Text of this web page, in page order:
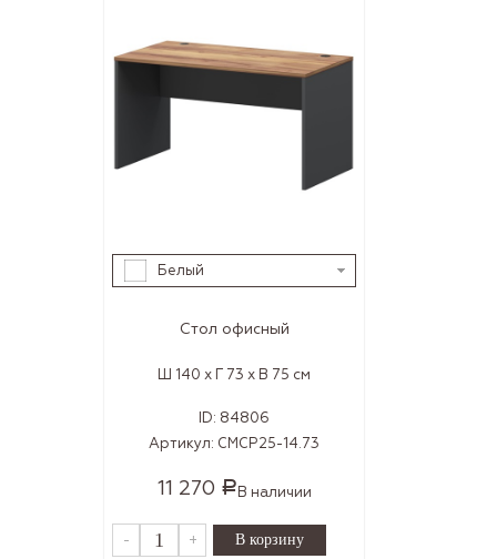
Белый
Стол офисный
Ш 140 x Г 73 x В 75 см
ID: 84806
Артикул: СМСР25-14.73
11 270 Р В наличии
- +